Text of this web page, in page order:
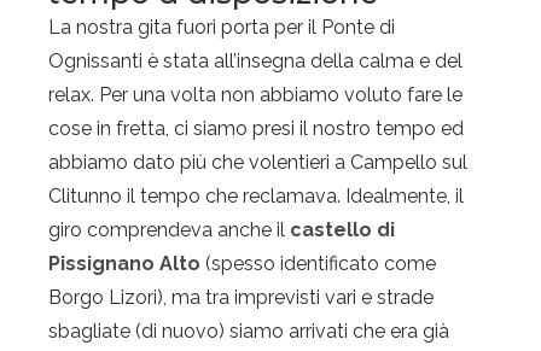
La nostra gita fuori porta per il Ponte di
Ognissanti è stata all’insegna della calma e del
relax. Per una volta non abbiamo voluto fare le
cose in fretta, ci siamo presi il nostro tempo ed
abbiamo dato più che volentieri a Campello sul
Clitunno il tempo che reclamava. Idealmente, il
giro comprendeva anche il castello di
Pissignano Alto (spesso identificato come
Borgo Lizori), ma tra imprevisti vari e strade
sbagliate (di nuovo) siamo arrivati che era già